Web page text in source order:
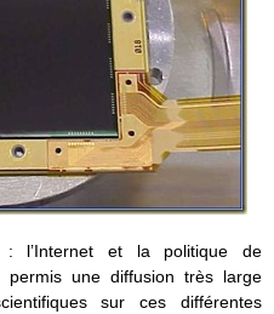
: l’Internet et la politique de
permis une diffusion très large
sur ces différentes